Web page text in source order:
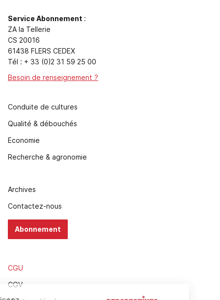
Service Abonnement :
ZA la Tellerie
CS 20016
61438 FLERS CEDEX
Tél : + 33 (0)2 31 59 25 00
Besoin de renseignement ?
Conduite de cultures
Qualité & débouchés
Economie
Recherche & agronomie
Archives
Contactez-nous
Abonnement
CGU
CGV